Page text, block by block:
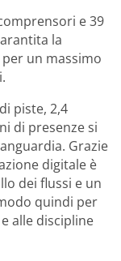
e 39
la
un massimo
piste, 2,4
di presenze si
Grazie
digitale è
dei flussi e un
quindi per
alle discipline